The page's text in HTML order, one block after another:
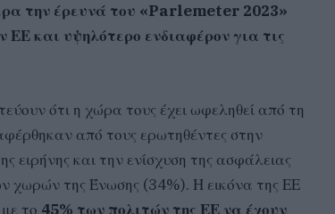
την έρευνά του «Parlemeter 2023»
ΕΕ και υψηλότερο ενδιαφέρον για τις
ότι η χώρα τους έχει ωφεληθεί από τη
από τους ερωτηθέντες στην
ειρήνης και την ενίσχυση της ασφάλειας
χωρών της Ένωσης (34%). Η εικόνα της ΕΕ
το 45% των πολιτών της ΕΕ να έχουν